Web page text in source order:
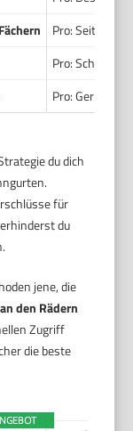
Pro:
Pro: Schnelles
Pro: Geringes
du dich
für
du
jene, die
den Rädern
Zugriff
die beste